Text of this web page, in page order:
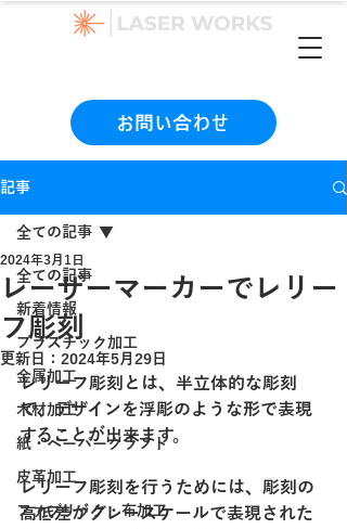
お問い合わせ
記事
全ての記事
新着情報
プラスチック加工
金属加工
木材加工
紙・ペーパークラフト
皮革加工
ファブリック・布加工
全ての記事
レーザーマーカーでレリー
フ彫刻
2024年3月1日
更新日： 2024年5月29日
レリーフ彫刻とは、半立体的な彫刻
で、デザインを浮彫のような形で表現
することが出来ます。
レリーフ彫刻を行うためには、彫刻の
高低差がグレースケールで表現された